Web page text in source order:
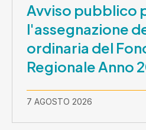
Avviso pubblico
l'assegnazione
ordinaria del
Regionale Anno
7 AGOSTO 2026